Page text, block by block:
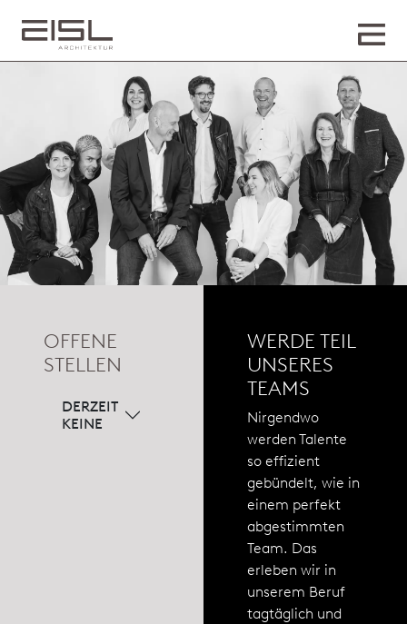
WERDE TEIL
UNSERES
TEAMS
Nirgendwo
werden Talente
so effizient
gebündelt, wie in
einem perfekt
abgestimmten
Team. Das
erleben wir in
unserem Beruf
tagtäglich und
OFFENE
STELLEN
DERZEIT
KEINE